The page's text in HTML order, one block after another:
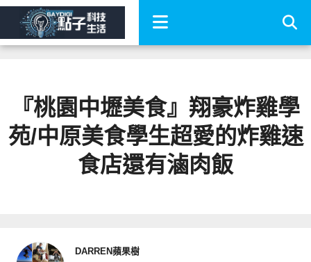
『桃園中壢美食』翔豪炸雞學
苑/中原美食學生超愛的炸雞速
食店還有滷肉飯
DARREN蘋果樹